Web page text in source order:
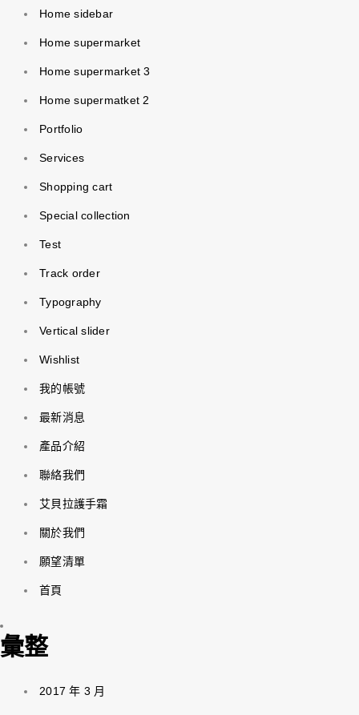
Home sidebar
Home supermarket
Home supermarket 3
Home supermatket 2
Portfolio
Services
Shopping cart
Special collection
Test
Track order
Typography
Vertical slider
Wishlist
我的帳號
最新消息
產品介紹
聯絡我們
艾貝拉護手霜
關於我們
願望清單
首頁
彙整
2017 年 3 月